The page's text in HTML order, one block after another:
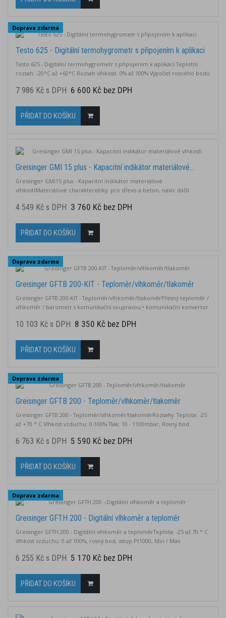
Doprava zdarma
Testo 625 - Digitální termohygrometr s připojením k aplikaci
Testo 625 - Digitální termohygrometr s připojením k aplikaci Teplotní
rozsah: -20°C až +60°C Rozsah vlhkosti: 0% až 100% Výpočet rosného bodu
Akustický alarm při překročení mezní hodnoty Životnost baterie: až 100
7 986 Kč s DPH 6 600 Kč bez DPH
PŘIDAT DO KOŠÍKU
Greisinger GMI 15 plus - Kapacitní indikátor materiálové...
Greisinger GMI15 plus - Kapacitní indikátor materiálové
vlhkostiMateriálové charakteristiky: pro dřevo a beton, navíc další
rozlišenímMěřicí rozsahy:* materiálová vlhkost "u": 0,0 ... 100,0 % (dřevo),
od WET (mokrý)...
4 549 Kč s DPH 3 760 Kč bez DPH
PŘIDAT DO KOŠÍKU
Doprava zdarma
Greisinger GFTB 200-KIT - Teploměr/vlhkoměr/tlakoměr
Greisinger GFTB 200-KIT - Teploměr/vlhkoměr/tlakoměrPřesný teploměr /
vlhkoměr / barometr s komunikační soupravou:• komunikační konvertor
veličin) Rozsahy: - teplota: -25 až +70°C - vlhkost vzduchu: 0-100% - tlak: 10-
10 103 Kč s DPH 8 350 Kč bez DPH
PŘIDAT DO KOŠÍKU
Doprava zdarma
Greisinger GFTB 200 - Teploměr/vlhkoměr/tlakoměr
Greisinger GFTB 200 - Teploměr/vlhkoměr/tlakoměrRozsahy: Teplota: -25
až +70 ° C Vlhkost vzduchu: 0-100% Tlak: 10 - 1100mbar, Rosný bod.
6 763 Kč s DPH 5 590 Kč bez DPH
PŘIDAT DO KOŠÍKU
Doprava zdarma
Greisinger GFTH 200 - Digitální vlhkoměr a teploměr
Greisinger GFTH 200 - Digitální vlhkoměr a teploměrTeplota: -25 až 70 ° C
Vlhkost vzduchu: 0 až 100%, rosný bod, vstup Pt1000, Min / Max
6 255 Kč s DPH 5 170 Kč bez DPH
PŘIDAT DO KOŠÍKU